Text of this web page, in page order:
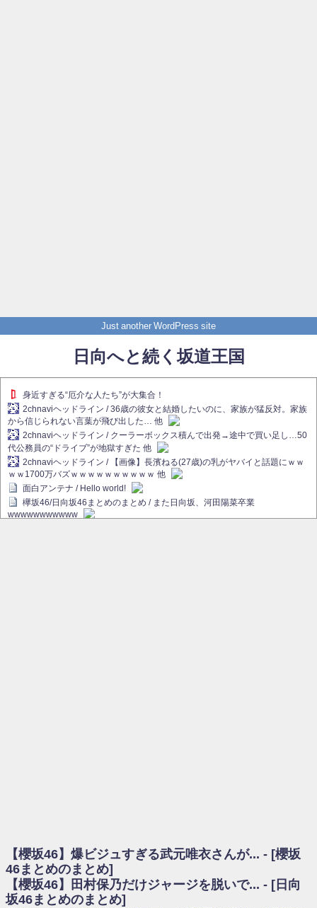
Just another WordPress site
日向へと続く坂道王国
身近すぎる“厄介な人たち”が大集合！
2chnaviヘッドライン / 36歳の彼女と結婚したいのに、家族が猛反対。家族
から信じられない言葉が飛び出した… 他
2chnaviヘッドライン / クーラーボックス積んで出発→途中で買い足し…50
代公務員の“ドライブ”が地獄すぎた 他
2chnaviヘッドライン / 【画像】長濱ねる(27歳)の乳がヤバイと話題にｗｗ
ｗｗ1700万バズｗｗｗｗｗｗｗｗｗｗ 他
面白アンテナ / Hello world!
欅坂46/日向坂46まとめのまとめ / また日向坂、河田陽菜卒業
wwwwwwwwwww
日向坂46まとめのまとめ / 【日向坂46】富田鈴花1st写真集、発売記念記者
会見の模様がこちら！
乃木坂欅坂まとめのまとめ / 【日向坂46】河田陽菜卒業の影響、ガチでデ
カそう...
欅坂あんてな ～欅坂46のニュース・情報・話題をピックアップ / れなッ
【櫻坂46】爆ビジュすぎる武元唯衣さんが... - [櫻坂
46まとめのまとめ]
【櫻坂46】田村保乃だけジャージを脱いで... - [日向
坂46まとめのまとめ]